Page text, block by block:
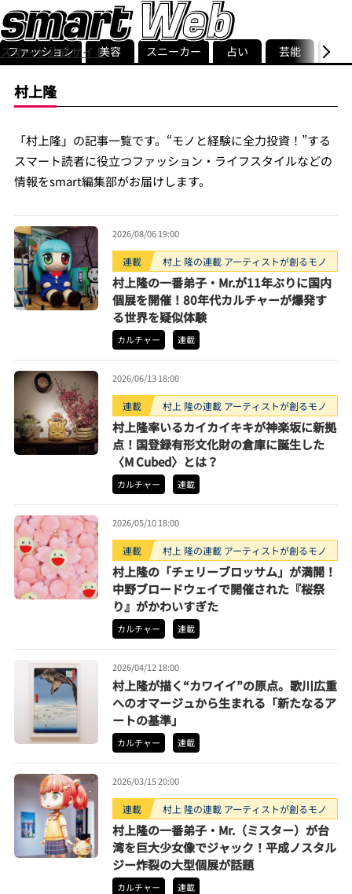
スマート公式サイト
smart最新号
記事一覧ランキング
ストリ
ファッション 美容 スニーカー 占い 芸能 グル
村上隆
「村上隆」の記事一覧です。“モノと経験に全力投資！”する
スマート読者に役立つファッション・ライフスタイルなどの
情報をsmart編集部がお届けします。
2026/08/06 19:00
連載 村上 隆の連載 アーティストが創るモノ
村上隆の一番弟子・Mr.が11年ぶりに国内
個展を開催！80年代カルチャーが爆発す
る世界を疑似体験
カルチャー 連載
2026/06/13 18:00
連載 村上 隆の連載 アーティストが創るモノ
村上隆率いるカイカイキキが神楽坂に新拠
点！国登録有形文化財の倉庫に誕生した
〈M Cubed〉とは？
カルチャー 連載
2026/05/10 18:00
連載 村上 隆の連載 アーティストが創るモノ
村上隆の「チェリーブロッサム」が満開！
中野ブロードウェイで開催された『桜祭
り』がかわいすぎた
カルチャー 連載
2026/04/12 18:00
村上隆が描く“カワイイ”の原点。歌川広重
へのオマージュから生まれる「新たなるア
ートの基準」
カルチャー 連載
2026/03/15 20:00
連載 村上 隆の連載 アーティストが創るモノ
村上隆の一番弟子・Mr.（ミスター）が台
湾を巨大少女像でジャック！平成ノスタル
ジー炸裂の大型個展が話題
カルチャー 連載